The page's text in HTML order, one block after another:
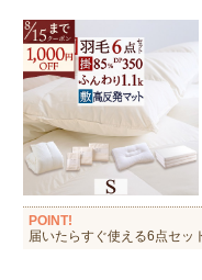
POINT!
届いたらすぐ使える6点セッ